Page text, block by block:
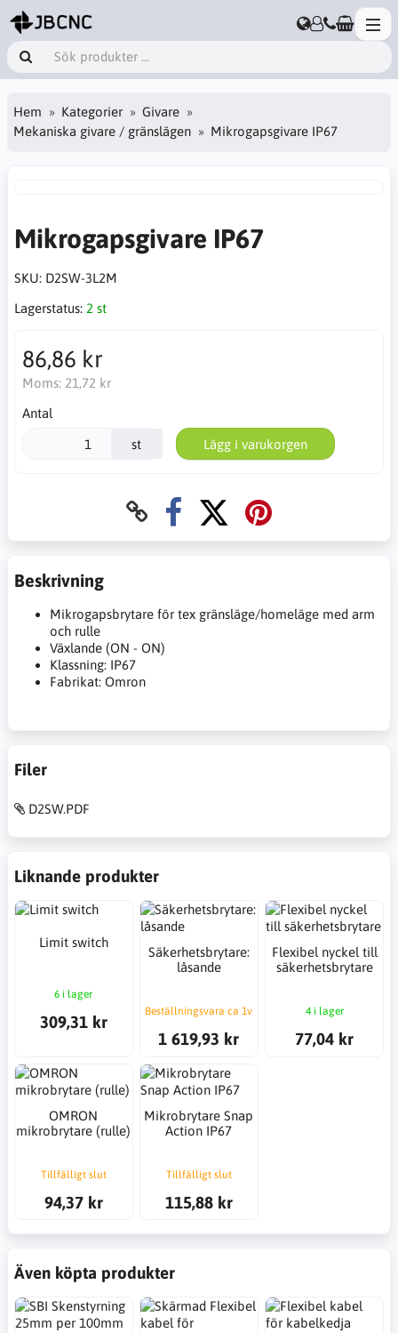
Hem Kategorier
Givare
Mekaniska givare / gränslägen
Mikrogapsgivare IP67
Mikrogapsgivare IP67
SKU: D2SW-3L2M
Lagerstatus: 2 st
86,86 kr
Moms: 21,72 kr
Antal
st Lägg i varukorgen
Beskrivning
Mikrogapsbrytare för tex gränsläge/homeläge med arm
och rulle
Växlande (ON - ON)
Klassning: IP67
Fabrikat: Omron
Filer
D2SW.PDF
Liknande produkter
Limit switch
6 i lager
309,31 kr
Säkerhetsbrytare:
låsande
Beställningsvara ca 1v
1 619,93 kr
Flexibel nyckel till
säkerhetsbrytare
4 i lager
77,04 kr
OMRON
mikrobrytare (rulle)
Tillfälligt slut
94,37 kr
Mikrobrytare Snap
Action IP67
Tillfälligt slut
115,88 kr
Även köpta produkter